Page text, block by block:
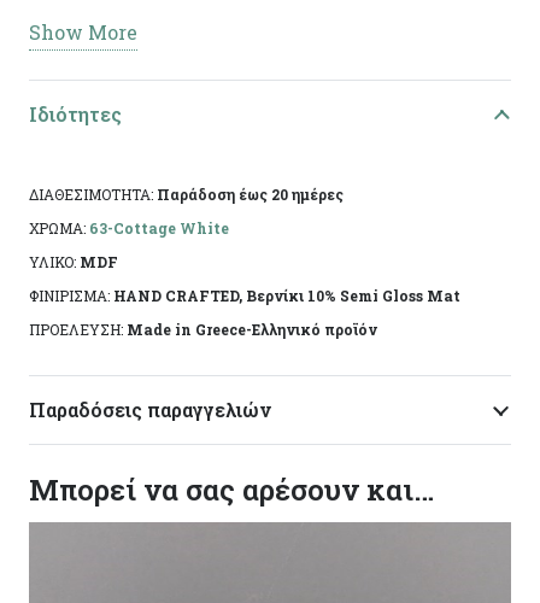
Τεχνικά Χαρακτηριστικά:
Ειδικά χαρακτηριστικά: Χειροποίητη κατασκευή,
άχρωμο προστατευτικό βερνίκι.
Το αντικείμενο ενδέχεται να φέρει ελάχιστες
αποκλίσεις ανά προϊόν λόγω της χειροποίητης
Show More
Ιδιότητες
ΔΙΑΘΕΣΙΜΟΤΗΤΑ: Παράδοση έως 20 ημέρες
ΧΡΩΜΑ: 63-Cottage White
ΥΛΙΚΟ: MDF
ΦΙΝΙΡΙΣΜΑ: HAND CRAFTED, Βερνίκι 10% Semi Gloss Mat
ΠΡΟΕΛΕΥΣΗ: Made in Greece-Ελληνικό προϊόν
Παραδόσεις παραγγελιών
Μπορεί να σας αρέσουν και…